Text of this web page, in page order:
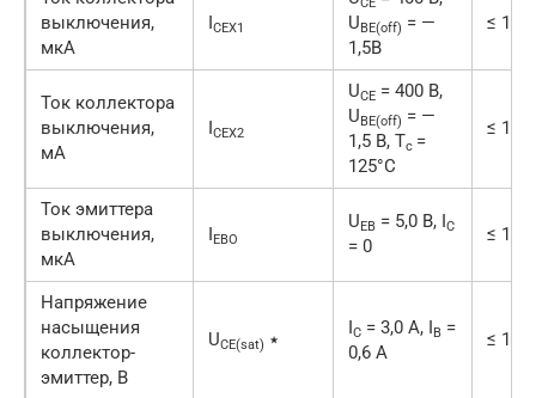
выключения,
мкА
ICEX1
UBE(off) = —
1,5В
≤ 10
Ток коллектора
выключения,
мА
ICEX2
UCE = 400 В,
UBE(off) = —
1,5 В, Tc =
125°C
≤ 1
Ток эмиттера
выключения,
мкА
IEBO
UEB = 5,0 В, IC
= 0
≤ 10
Напряжение
насыщения
коллектор-
эмиттер, В
UCE(sat) ٭
IC = 3,0 А, IB =
0,6 А
≤ 1,0